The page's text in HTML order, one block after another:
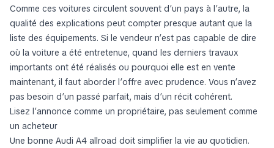
Comme ces voitures circulent souvent d’un pays à l’autre, la
qualité des explications peut compter presque autant que la
liste des équipements. Si le vendeur n’est pas capable de dire
où la voiture a été entretenue, quand les derniers travaux
importants ont été réalisés ou pourquoi elle est en vente
maintenant, il faut aborder l’offre avec prudence. Vous n’avez
pas besoin d’un passé parfait, mais d’un récit cohérent.
Lisez l’annonce comme un propriétaire, pas seulement comme
un acheteur
Une bonne Audi A4 allroad doit simplifier la vie au quotidien.